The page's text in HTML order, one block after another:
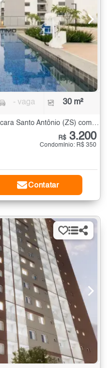
- vaga 30 m²
Apartamento para Alugar na Chácara Santo Antônio (ZS) com 1 quarto - 30 m²
R$ 3.200
Condomínio: R$ 350
Contatar